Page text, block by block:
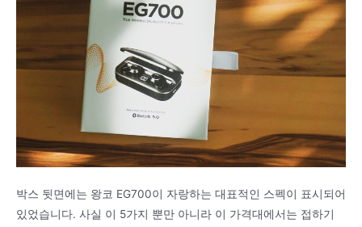
박스 뒷면에는 왕코 EG700이 자랑하는 대표적인 스펙이 표시되어
있었습니다. 사실 이 5가지 뿐만 아니라 이 가격대에서는 접하기